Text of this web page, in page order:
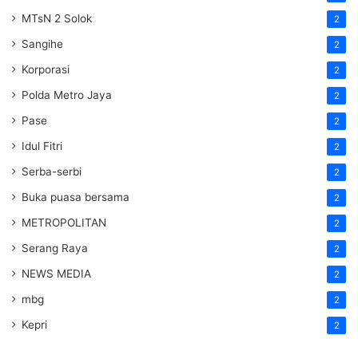
MTsN 2 Solok 2
Sangihe 2
Korporasi 2
Polda Metro Jaya 2
Pase 2
Idul Fitri 2
Serba-serbi 2
Buka puasa bersama 2
METROPOLITAN 2
Serang Raya 2
NEWS MEDIA 2
mbg 2
Kepri 2